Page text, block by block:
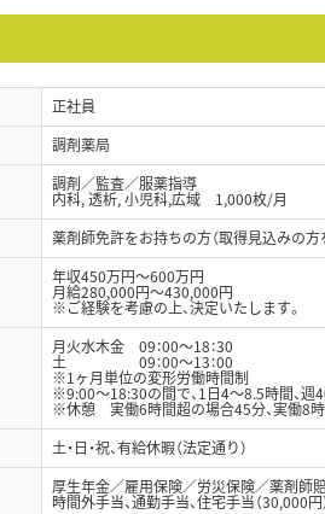
正社員
調剤薬局
調剤／監査／服薬指導
内科, 透析, 小児科,広域 1,000枚/月
薬剤師免許をお持ちの方（取得見込みの方
年収450万円～600万円
月給280,000円～430,000円
※ご経験を考慮の上、決定いたします。
月火水木金 09：00～18：30
土 09：00～13：00
※1ヶ月単位の変形労働時間制
※9:00～18:30の間で、1日4～8.5時間、
※休憩 実働6時間超の場合45分、実働8
土・日・祝、有給休暇（法定通り）
厚生年金／雇用保険／労災保険／薬剤師
時間外手当、通勤手当、住宅手当（30,000円